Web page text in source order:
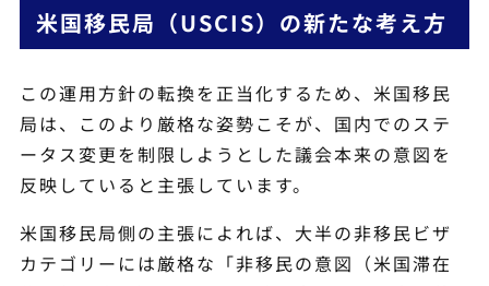
米国移民局（USCIS）の新たな考え方
この運用方針の転換を正当化するため、米国移民
局は、このより厳格な姿勢こそが、国内でのステ
ータス変更を制限しようとした議会本来の意図を
反映していると主張しています。
米国移民局側の主張によれば、大半の非移民ビザ
カテゴリーには厳格な「非移民の意図（米国滞在